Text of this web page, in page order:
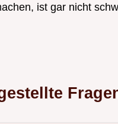
ist gar nicht